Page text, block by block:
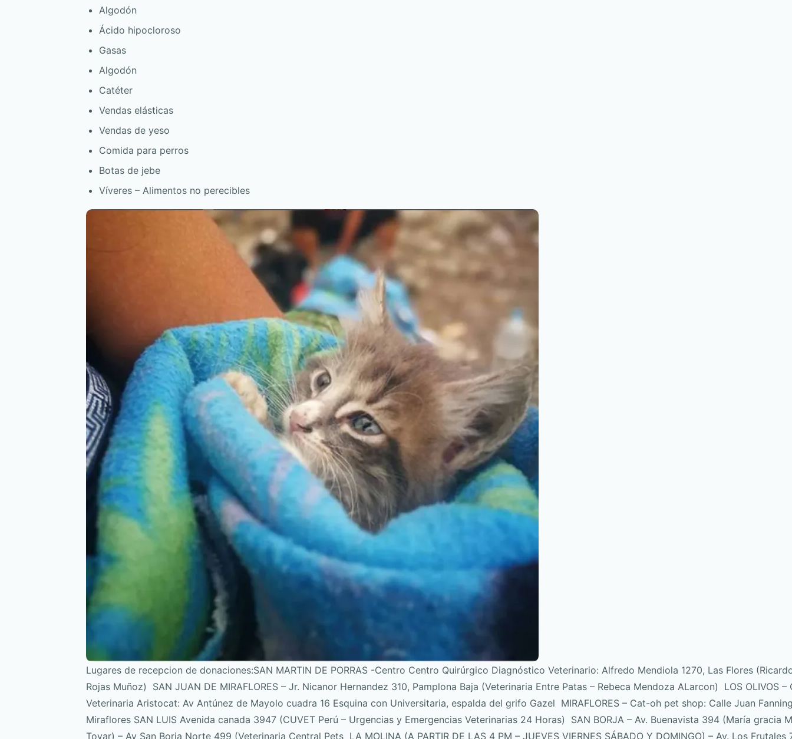
Algodón
Ácido hipocloroso
Gasas
Algodón
Catéter
Vendas elásticas
Vendas de yeso
Comida para perros
Botas de jebe
Víveres – Alimentos no perecibles
Lugares de recepcion de donaciones:SAN MARTIN DE PORRAS -Centro Centro Quirúrgico Diagnóstico Veterinario: Alfredo Mendiola 1270, Las Flores
Rojas Muñoz) SAN JUAN DE MIRAFLORES – Jr. Nicanor Hernandez 310, Pamplona Baja (Veterinaria Entre Patas – Rebeca Mendoza ALarcon) LOS OLIVOS –
Veterinaria Aristocat: Av Antúnez de Mayolo cuadra 16 Esquina con Universitaria, espalda del grifo Gazel MIRAFLORES – Cat-oh pet shop: Calle Juan
Miraflores SAN LUIS Avenida canada 3947 (CUVET Perú – Urgencias y Emergencias Veterinarias 24 Horas) SAN BORJA – Av. Buenavista 394 (María gracia
Tovar) – Av San Borja Norte 499 (Veterinaria Central Pets LA MOLINA (A PARTIR DE LAS 4 PM – JUEVES VIERNES SÁBADO Y DOMINGO) – Av. Los Frutales